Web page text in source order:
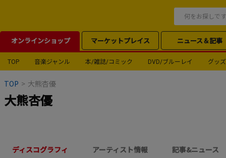
オンラインショップ マーケットプレイス ニュース＆記事
TOP 音楽ジャンル 本/雑誌/コミック DVD/ブルーレイ グッズ
TOP > 大熊杏優
大熊杏優
ディスコグラフィ アーティスト情報 記事&ニュース